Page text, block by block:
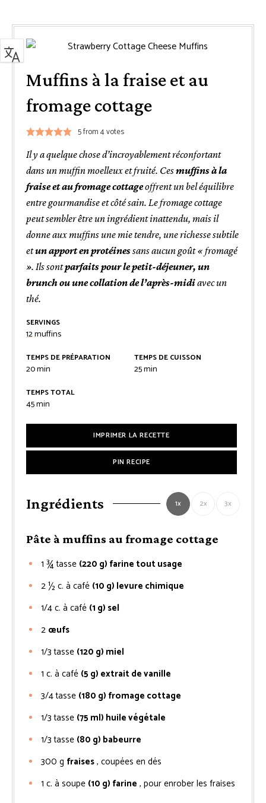
Muffins à la fraise et au
fromage cottage
5from4votes
Il y a quelque chose d’incroyablement réconfortant
dans un muffin moelleux et fruité. Cesmuffins à la
fraise et au fromage cottageoffrent un bel équilibre
entre gourmandise et côté sain. Le fromage cottage
peut sembler être un ingrédient inattendu, mais il
donne aux muffins une mie tendre, une richesse subtile
etun apport en protéinessans aucun goût « fromagé
». Ils sontparfaits pour le petit-déjeuner, un
brunch ou une collation de l’après-midiavec un
thé.
SERVINGS
12muffins
TEMPS DE PRÉPARATION
20minutes
min
TEMPS DE CUISSON
25minutes
min
TEMPS TOTAL
45minutes
min
IMPRIMER LA RECETTE
PIN RECIPE
Ingrédients 1x 2x 3x
Pâte à muffins au fromage cottage
1 ¾tasse (220 g) farine tout usage
2 ½c. à café (10 g) levure chimique
1/4c. à café (1 g) sel
2 œufs
1/3tasse (120 g) miel
1 c. à café (5 g) extrait de vanille
3/4tasse (180 g) fromage cottage
1/3tasse (75 ml) huile végétale
1/3tasse (80 g) babeurre
300 g fraises, coupées en dés
1 c. à soupe (10 g) farine , pour enrober les fraises